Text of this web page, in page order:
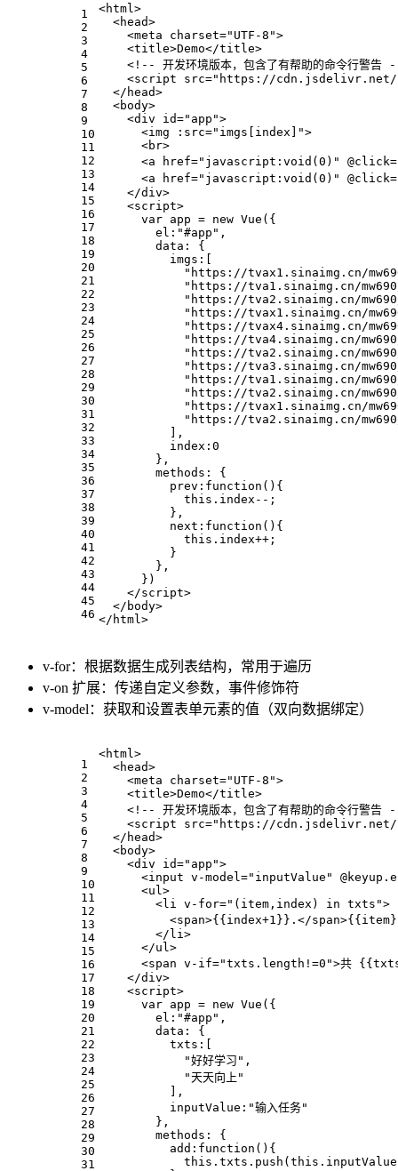
1
2
3
4
5
6
7
8
9
10
11
12
13
14
15
16
17
18
19
20
21
22
23
24
25
26
27
28
29
30
31
32
33
34
35
36
37
38
39
40
41
42
43
44
45
46
<html >
<head>
<meta charset="UTF-8">
<title>Demo</title>
<!-- 开发环境版本，包含了有帮助的命令行警告
<script src="https://cdn.jsdelivr.net/
</ head>
<body>
<div id="app">
<img :src="imgs[index]">
<br>
<a href="javascript:void(0)" @click=
<a href="javascript:void(0)" @click=
</div>
<script>
var app = new Vue ({
el : "#app" ,
data : {
imgs :[
"https://tvax1.sinaimg.cn/
"https://tva1.sinaimg.cn/
"https://tva2.sinaimg.cn/mw690/
"https://tvax1.sinaimg.cn/
"https://tvax4.sinaimg.cn/
"https://tva4.sinaimg.cn/
"https://tva2.sinaimg.cn/
"https://tva3.sinaimg.cn/
"https://tva1.sinaimg.cn/
"https://tva2.sinaimg.cn/
"https://tvax1.sinaimg.cn/
"https://tva2.sinaimg.cn/
          ],
index : 0
        },
methods : {
prev : function ( ){
this . index --;
          },
next : function ( ){
this . index++;
          }
        },
      })
</script>
</ body>
</ html >
v-for：根据数据生成列表结构，常用于遍历
v-on 扩展：传递自定义参数，事件修饰符
v-model：获取和设置表单元素的值（双向数据绑定）
1
2
3
4
5
6
7
8
9
10
11
12
13
14
15
16
17
18
19
20
21
22
23
24
25
26
27
28
29
30
31
<html >
<head>
<meta charset="UTF-8">
<title>Demo</title>
<!-- 开发环境版本，包含了有帮助的命令行警告
<script src="https://cdn.jsdelivr.net/
</ head>
<body>
<div id="app">
<input v-model ="inputValue" @
<ul >
<li v-for="(item,index) in txts">
<span>{{index+1}}. </span>
</li >
</ul >
<span v-if="txts.length!=0">共
</div>
<script>
var app = new Vue ({
el : "#app" ,
data : {
txts :[
"好好学习" ,
"天天向上"
          ],
inputValue : "输入任务"
        },
methods : {
add : function ( ){
this . txts . push (this . inputValue